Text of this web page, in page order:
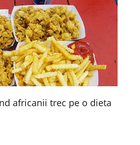
africanii trec pe o dieta